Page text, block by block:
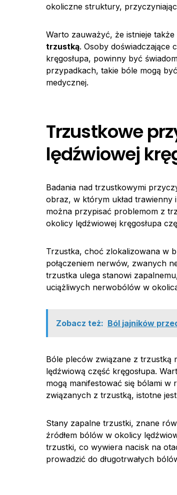
okoliczne struktury,
Warto zauważyć, że istnieje
trzustką. Osoby doświadczające
kręgosłupa, powinny być
przypadkach, takie bóle mogą
medycznej.
Trzustkowe
lędźwiowej
Badania nad trzustkowymi
obraz, w którym układ trawienny
można przypisać problemom z
okolicy lędźwiowej kręgosłupa
Trzustka, choć zlokalizowana w
połączeniem nerwów, zwanych
trzustka ulega stanowi
uciążliwych nerwobólów w
Zobacz też: Ból jajników
Bóle pleców związane z trzustką
lędźwiową część kręgosłupa.
mogą manifestować się bólami
związanych z trzustką, istotne
Stany zapalne trzustki, znane
źródłem bólów w okolicy
trzustki, co wywiera nacisk na
prowadzić do długotrwałych